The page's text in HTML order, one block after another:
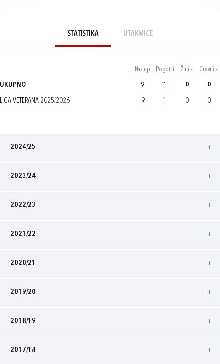
STATISTIKA UTAKMICE
Nastupi Pogotci Žuti k. Crveni k.
UKUPNO 9 1 0 0
LIGA VETERANA 2025/2026 9 1 0 0
2024/25
2023/24
2022/23
2021/22
2020/21
2019/20
2018/19
2017/18